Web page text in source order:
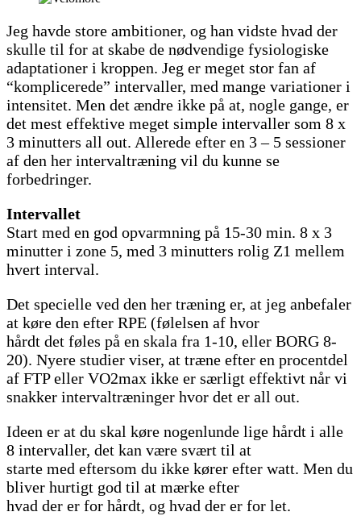
Jeg havde store ambitioner, og han vidste hvad der
skulle til for at skabe de nødvendige fysiologiske
adaptationer i kroppen. Jeg er meget stor fan af
“komplicerede” intervaller, med mange variationer i
intensitet. Men det ændre ikke på at, nogle gange, er
det mest effektive meget simple intervaller som 8 x
3 minutters all out. Allerede efter en 3 – 5 sessioner
af den her intervaltræning vil du kunne se
forbedringer.
Intervallet
Start med en god opvarmning på 15-30 min. 8 x 3
minutter i zone 5, med 3 minutters rolig Z1 mellem
hvert interval.
Det specielle ved den her træning er, at jeg anbefaler
at køre den efter RPE (følelsen af hvor
hårdt det føles på en skala fra 1-10, eller BORG 8-
20). Nyere studier viser, at træne efter en procentdel
af FTP eller VO2max ikke er særligt effektivt når vi
snakker intervaltræninger hvor det er all out.
Ideen er at du skal køre nogenlunde lige hårdt i alle
8 intervaller, det kan være svært til at
starte med eftersom du ikke kører efter watt. Men du
bliver hurtigt god til at mærke efter
hvad der er for hårdt, og hvad der er for let.